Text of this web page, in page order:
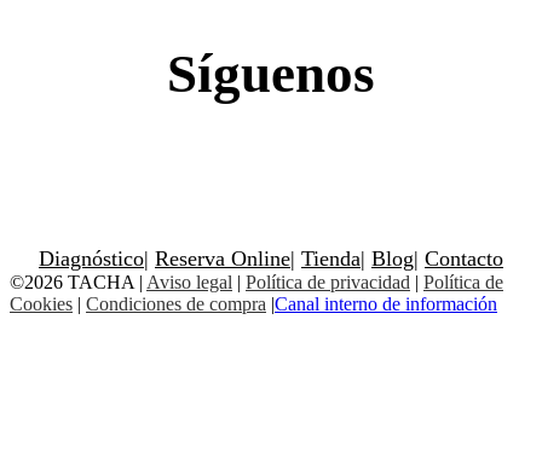
Síguenos
Diagnóstico| Reserva Online| Tienda| Blog| Contacto
©2026 TACHA | Aviso legal | Política de privacidad | Política de
Cookies | Condiciones de compra |Canal interno de información